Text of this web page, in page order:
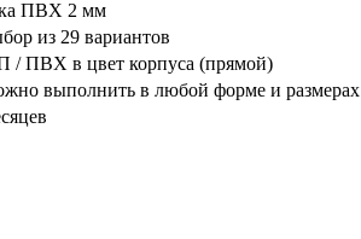
ПВХ 2 мм
из 29 вариантов
/ ПВХ в цвет корпуса (прямой)
выполнить в любой форме и размерах